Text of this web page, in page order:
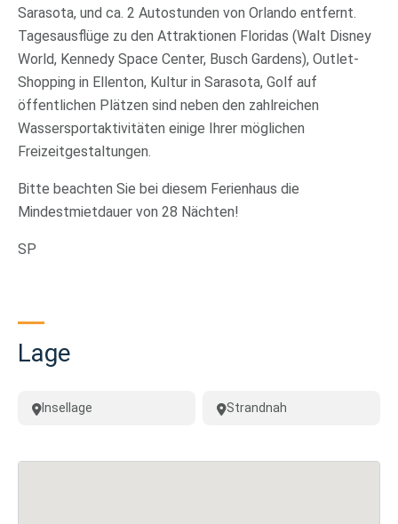
Sarasota, und ca. 2 Autostunden von Orlando entfernt.
Tagesausflüge zu den Attraktionen Floridas (Walt Disney
World, Kennedy Space Center, Busch Gardens), Outlet-
Shopping in Ellenton, Kultur in Sarasota, Golf auf
öffentlichen Plätzen sind neben den zahlreichen
Wassersportaktivitäten einige Ihrer möglichen
Freizeitgestaltungen.
Bitte beachten Sie bei diesem Ferienhaus die
Mindestmietdauer von 28 Nächten!
SP
Lage
Insellage Strandnah